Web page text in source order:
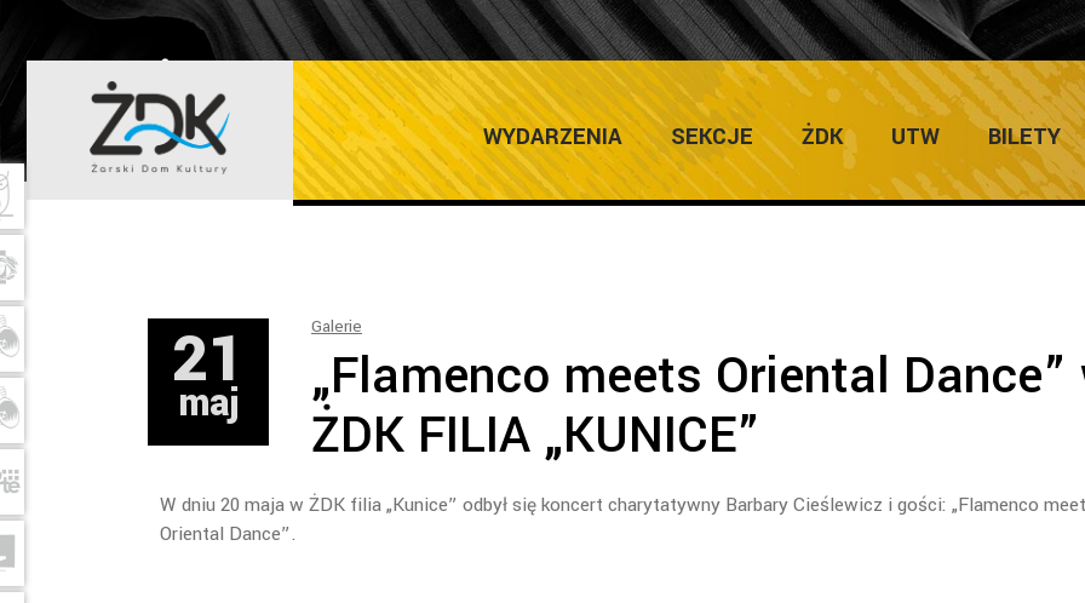
WYDARZENIA SEKCJE ŻDK UTW BILETY
ŻARSKI DOM KULTURY Home/Galerie/
21
maj
Galerie
„Flamenco meets Oriental Dance”
ŻDK FILIA „KUNICE”
W dniu 20 maja w ŻDK filia „Kunice” odbył się koncert charytatywny Barbary Cieślewicz i gości: „Flamenco
Oriental Dance”.